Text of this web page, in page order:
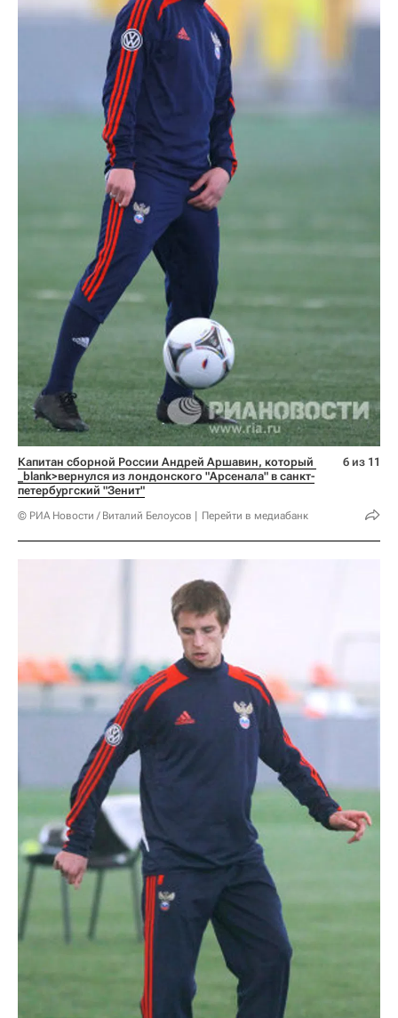
_blank>вернулся из лондонского "Арсенала" в санкт-
петербургский "Зенит"
© РИА Новости / Виталий Белоусов Перейти в медиабанк
6 из 11